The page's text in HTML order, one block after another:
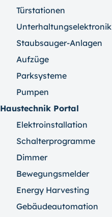
Türstationen
Unterhaltungselektronik
Staubsauger-Anlagen
Aufzüge
Parksysteme
Pumpen
Haustechnik Portal
Elektroinstallation
Schalterprogramme
Dimmer
Bewegungsmelder
Energy Harvesting
Gebäudeautomation